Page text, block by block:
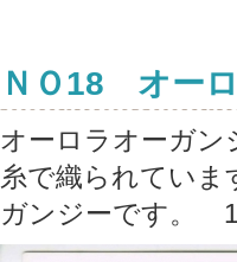
ＮＯ18 オー
オーロラオーガ
糸で織られてい
ガンジーです。